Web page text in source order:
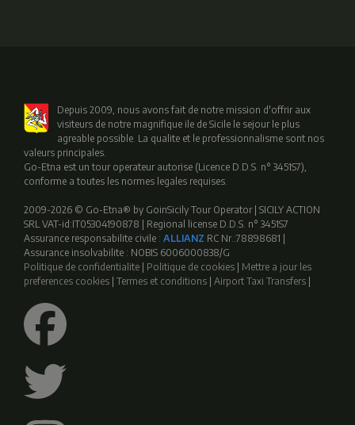
Depuis 2009, nous avons fait de notre mission d'offrir aux
visiteurs de notre magnifique ile de Sicile le sejour le plus
agreable possible. La qualite et le professionnalisme sont nos
valeurs principales.
Go-Etna est un tour operateur autorise (Licence D.D.S. n° 3451S7),
conforme a toutes les normes legales requises.
2009-2026 © Go-Etna® by GoinSicily Tour Operator | SICILY ACTION
SRL VAT-id:IT05304190878 | Regional license D.D.S. n° 3451S7
Assurance responsabilite civile : ALLIANZ RC Nr.:78898681 |
Assurance insolvabilite : NOBIS 6006000838/G
Politique de confidentialite
Politique de cookies
Mettre a jour les
preferences cookies Termes et conditions Airport Taxi Transfers